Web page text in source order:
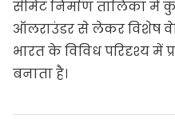
सीमेंट निर्माण तालिका में
ऑलराउंडर से लेकर विशेष
भारत के विविध परिदृश्य में
बनाता है।